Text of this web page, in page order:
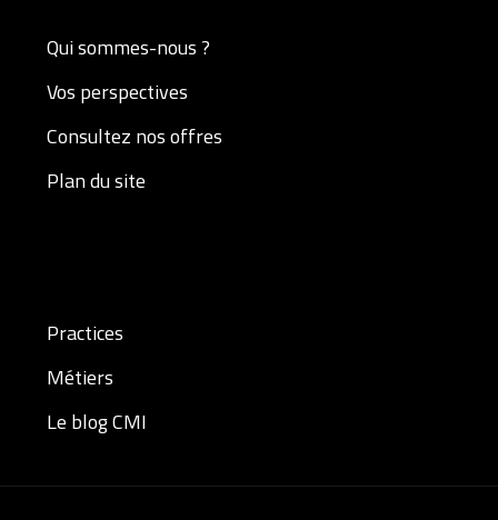
Qui sommes-nous ?
Vos perspectives
Consultez nos offres
Plan du site
Practices
Métiers
Le blog CMI